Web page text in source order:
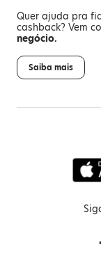
Quer ajuda pra
cashback? Vem
negócio.
Saiba mais